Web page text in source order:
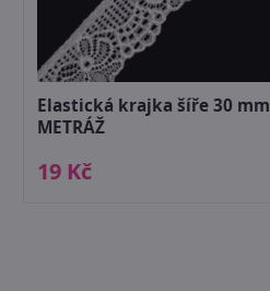
Elastická krajka šíře 30 mm
METRÁŽ
19 Kč